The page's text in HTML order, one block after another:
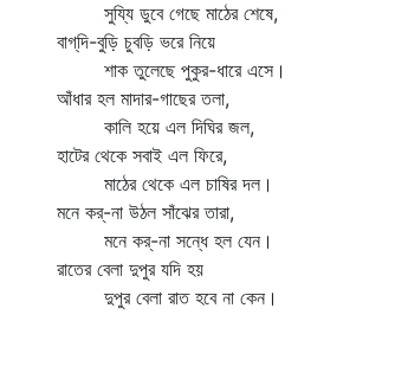
সুয্যি ডুবে গেছে মাঠের শেষে,
বাগ্‌দি-বুড়ি চুবড়ি ভরে নিয়ে
শাক তুলেছে পুকুর-ধারে এসে।
আঁধার হল মাদার-গাছের তলা,
কালি হয়ে এল দিঘির জল,
হাটের থেকে সবাই এল ফিরে,
মাঠের থেকে এল চাষির দল।
মনে কর্‌-না উঠল সাঁঝের তারা,
মনে কর্‌-না সন্ধে হল যেন।
রাতের বেলা দুপুর যদি হয়
দুপুর বেলা রাত হবে না কেন।